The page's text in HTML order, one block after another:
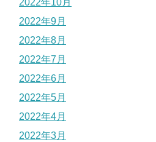
2022年10月
2022年9月
2022年8月
2022年7月
2022年6月
2022年5月
2022年4月
2022年3月